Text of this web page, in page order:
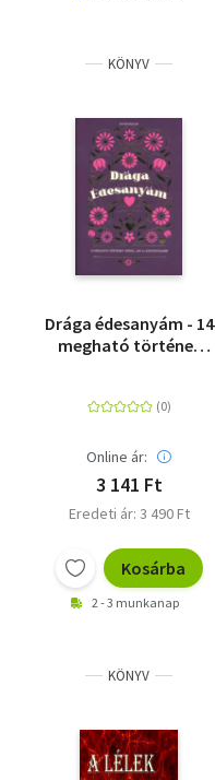
KÖNYV
Drága édesanyám - 14
megható történet
Online ár:
3 141 Ft
Eredeti ár: 3 490 Ft
Kosárba
2 - 3 munkanap
KÖNYV